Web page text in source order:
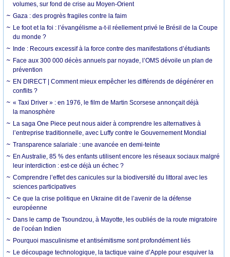
volumes, sur fond de crise au Moyen-Orient
Gaza : des progrès fragiles contre la faim
Le foot et la foi : l’évangélisme a-t-il réellement privé le Brésil de la Coupe
du monde ?
Inde : Recours excessif à la force contre des manifestations d’étudiants
Face aux 300 000 décès annuels par noyade, l’OMS dévoile un plan de
prévention
EN DIRECT | Comment mieux empêcher les différends de dégénérer en
conflits ?
« Taxi Driver » : en 1976, le film de Martin Scorsese annonçait déjà
la manosphère
La saga One Piece peut nous aider à comprendre les alternatives à
l’entreprise traditionnelle, avec Luffy contre le Gouvernement Mondial
Transparence salariale : une avancée en demi-teinte
En Australie, 85 % des enfants utilisent encore les réseaux sociaux malgré
leur interdiction : est-ce déjà un échec ?
Comprendre l’effet des canicules sur la biodiversité du littoral avec les
sciences participatives
Ce que la crise politique en Ukraine dit de l’avenir de la défense
européenne
Dans le camp de Tsoundzou, à Mayotte, les oubliés de la route migratoire
de l’océan Indien
Pourquoi masculinisme et antisémitisme sont profondément liés
Le découpage technologique, la tactique vaine d’Apple pour esquiver la